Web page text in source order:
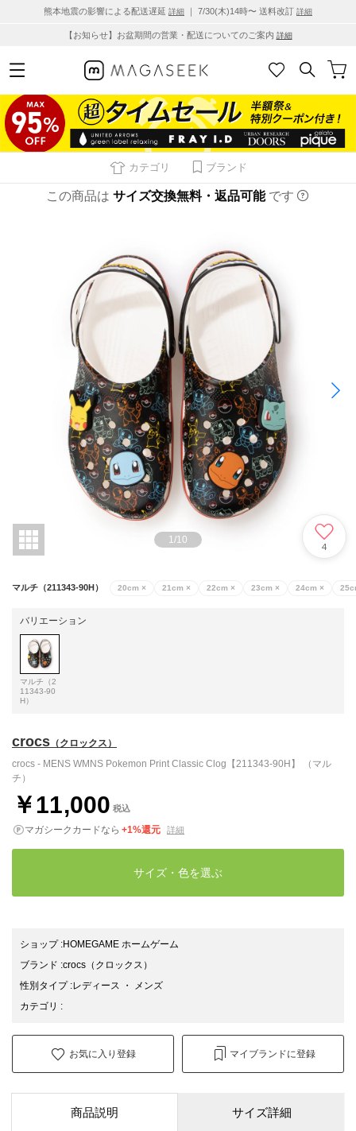
熊本地震の影響による配送遅延 詳細 ｜ 7/30(木)14時〜 送料改訂 詳細
【お知らせ】お盆期間の営業・配送についてのご案内 詳細
カテゴリ ブランド
この商品は サイズ交換無料・返品可能 です
1 /10
4
マルチ（211343-90H） 20cm × 21cm × 22cm × 23cm × 24cm ×
バリエーション
マルチ（2
11343-90
H）
crocs （クロックス）
crocs - MENS WMNS Pokemon Print Classic Clog【211343-90H】 （マル
チ）
￥11,000 税込
マガシークカードなら +1%還元 詳細
サイズ・色を選ぶ
ショップ:HOMEGAME ホームゲーム
ブランド :crocs （クロックス）
性別タイプ:レディース ・
メンズ
カテゴリ :
お気に入り登録 マイブランドに登録
商品説明 サイズ詳細